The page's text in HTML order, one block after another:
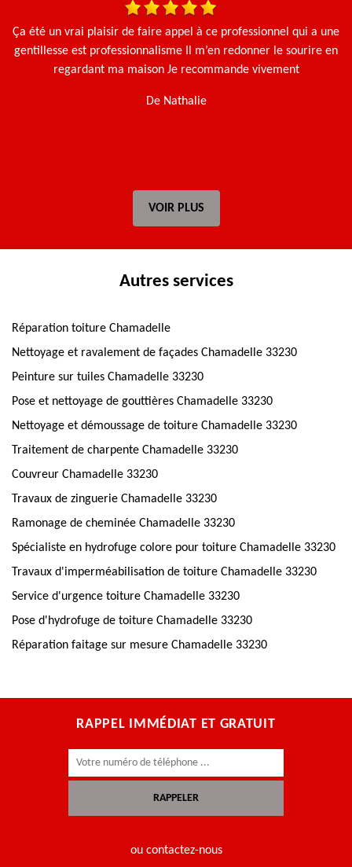
Ça été un vrai plaisir de faire appel à ce professionnel qui a une
gentillesse est professionnalisme Il m’en redonner le sourire en
regardant ma maison Je recommande vivement
De Nathalie
VOIR PLUS
Autres services
Réparation toiture Chamadelle
Nettoyage et ravalement de façades Chamadelle 33230
Peinture sur tuiles Chamadelle 33230
Pose et nettoyage de gouttières Chamadelle 33230
Nettoyage et démoussage de toiture Chamadelle 33230
Traitement de charpente Chamadelle 33230
Couvreur Chamadelle 33230
Travaux de zinguerie Chamadelle 33230
Ramonage de cheminée Chamadelle 33230
Spécialiste en hydrofuge colore pour toiture Chamadelle 33230
Travaux d'imperméabilisation de toiture Chamadelle 33230
Service d'urgence toiture Chamadelle 33230
Pose d'hydrofuge de toiture Chamadelle 33230
Réparation faitage sur mesure Chamadelle 33230
RAPPEL IMMÉDIAT ET GRATUIT
ou contactez-nous